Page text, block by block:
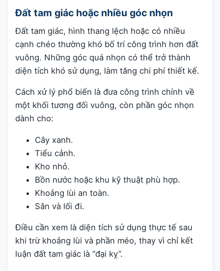
Đất tam giác hoặc nhiều góc nhọn
Đất tam giác, hình thang lệch hoặc có nhiều
cạnh chéo thường khó bố trí công trình hơn đất
vuông. Những góc quá nhọn có thể trở thành
diện tích khó sử dụng, làm tăng chi phí thiết kế.
Cách xử lý phổ biến là đưa công trình chính về
một khối tương đối vuông, còn phần góc nhọn
dành cho:
Cây xanh.
Tiểu cảnh.
Kho nhỏ.
Bồn nước hoặc khu kỹ thuật phù hợp.
Khoảng lùi an toàn.
Sân và lối đi.
Điều cần xem là diện tích sử dụng thực tế sau
khi trừ khoảng lùi và phần méo, thay vì chỉ kết
luận đất tam giác là “đại kỵ”.